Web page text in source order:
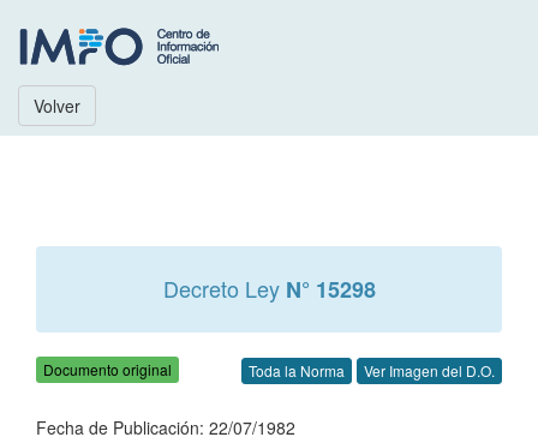
Volver
Decreto Ley N° 15298
Documento original Toda la Norma Ver Imagen del D.O.
Fecha de Publicación: 22/07/1982